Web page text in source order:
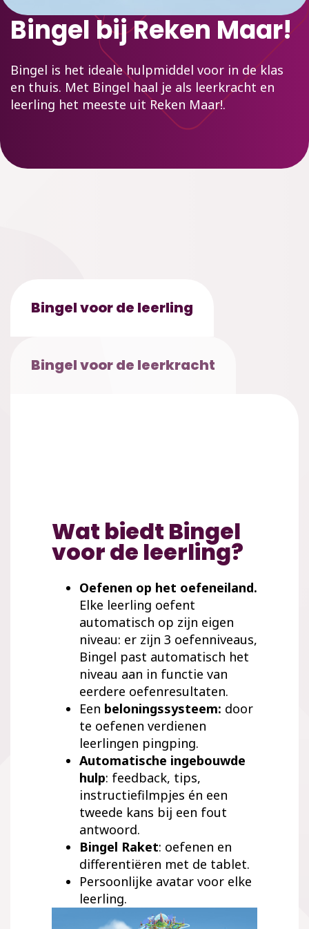
Bingel bij Reken Maar!
Bingel is het ideale hulpmiddel voor in de klas
en thuis. Met Bingel haal je als leerkracht en
leerling het meeste uit Reken Maar!.
Bingel voor de leerling
Bingel voor de leerkracht
Wat biedt Bingel
voor de leerling?
Oefenen op het oefeneiland.
Elke leerling oefent
automatisch op zijn eigen
niveau: er zijn 3 oefenniveaus,
Bingel past automatisch het
niveau aan in functie van
eerdere oefenresultaten.
Een beloningssysteem: door
te oefenen verdienen
leerlingen pingping.
Automatische ingebouwde
hulp: feedback, tips,
instructiefilmpjes én een
tweede kans bij een fout
antwoord.
Bingel Raket: oefenen en
differentiëren met de tablet.
Persoonlijke avatar voor elke
leerling.